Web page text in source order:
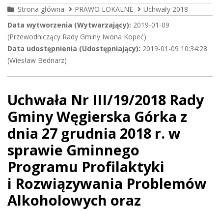
Strona główna PRAWO LOKALNE
Uchwały 2018
Data wytworzenia (Wytwarzający): 2019-01-09
(Przewodniczący Rady Gminy Iwona Kopeć)
Data udostępnienia (Udostępniający): 2019-01-09 10:34:28
(Wiesław Bednarz)
Uchwała Nr III/19/2018 Rady
Gminy Węgierska Górka z
dnia 27 grudnia 2018 r. w
sprawie Gminnego
Programu Profilaktyki
i Rozwiązywania Problemów
Alkoholowych oraz